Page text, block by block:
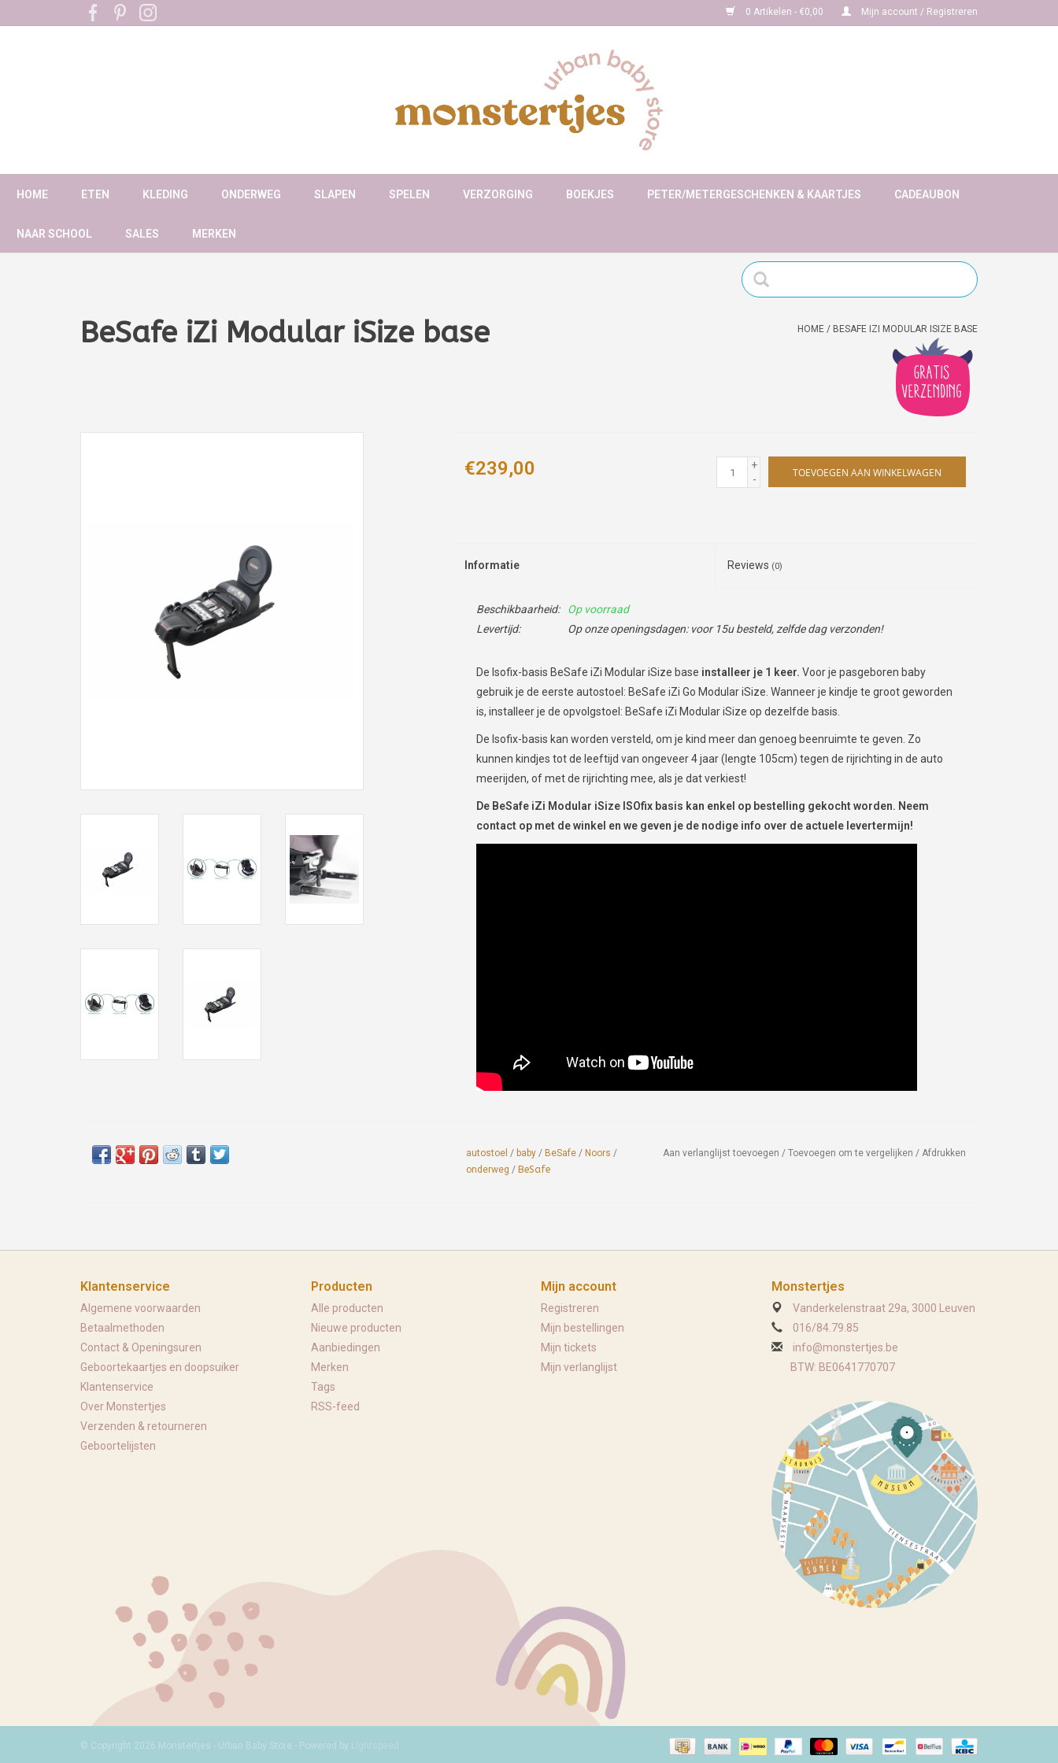
0 Artikelen - €0,00 Mijn account / Registreren
HOME ETEN KLEDING ONDERWEG SLAPEN SPELEN VERZORGING BOEKJES PETER/METERGESCHENKEN & KAARTJES CADEAUBON
NAAR SCHOOL SALES MERKEN
BeSafe iZi Modular iSize base HOME / BESAFE IZI MODULAR ISIZE BASE
€239,00
+
-
TOEVOEGEN AAN WINKELWAGEN
Informatie Reviews (0)
Beschikbaarheid:
Op voorraad
Levertijd:
Op onze openingsdagen: voor 15u besteld, zelfde dag verzonden!
De Isofix-basis BeSafe iZi Modular iSize base installeer je 1 keer. Voor je pasgeboren baby
gebruik je de eerste autostoel: BeSafe iZi Go Modular iSize. Wanneer je kindje te groot geworden
is, installeer je de opvolgstoel: BeSafe iZi Modular iSize op dezelfde basis.
De Isofix-basis kan worden versteld, om je kind meer dan genoeg beenruimte te geven. Zo
kunnen kindjes tot de leeftijd van ongeveer 4 jaar (lengte 105cm) tegen de rijrichting in de auto
meerijden, of met de rijrichting mee, als je dat verkiest!
De BeSafe iZi Modular iSize ISOfix basis kan enkel op bestelling gekocht worden. Neem
contact op met de winkel en we geven je de nodige info over de actuele levertermijn!
autostoel / baby / BeSafe / Noors /
onderweg / BeSafe
Aan verlanglijst toevoegen / Toevoegen om te vergelijken / Afdrukken
Klantenservice
Algemene voorwaarden
Betaalmethoden
Contact & Openingsuren
Geboortekaartjes en doopsuiker
Klantenservice
Over Monstertjes
Verzenden & retourneren
Geboortelijsten
Producten
Alle producten
Nieuwe producten
Aanbiedingen
Merken
Tags
RSS-feed
Mijn account
Registreren
Mijn bestellingen
Mijn tickets
Mijn verlanglijst
Monstertjes
Vanderkelenstraat 29a, 3000 Leuven
016/84.79.85
info@monstertjes.be
BTW: BE0641770707
© Copyright 2026 Monstertjes - Urban Baby Store - Powered by